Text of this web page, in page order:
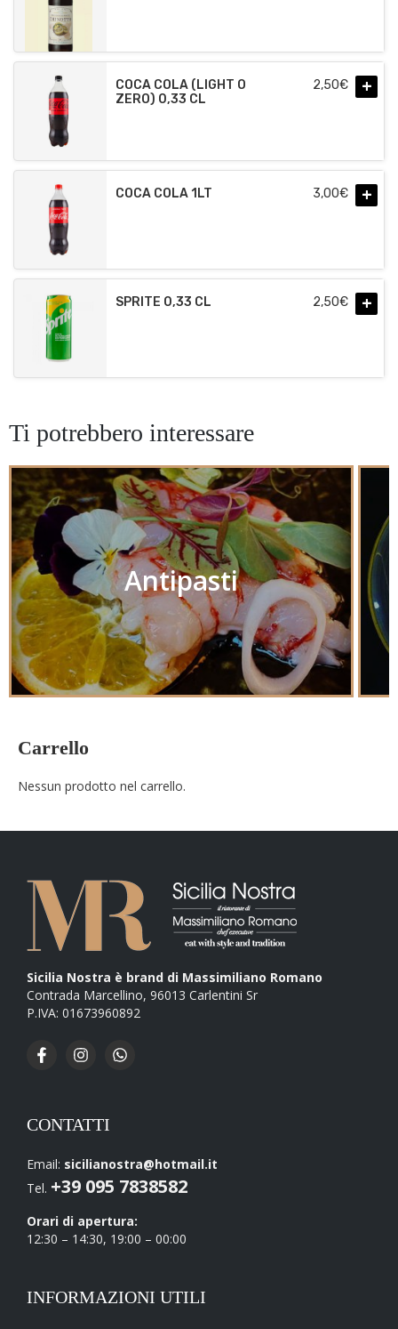
COCA COLA (LIGHT O
ZERO) 0,33 CL
2,50€ +
COCA COLA 1LT 3,00€ +
SPRITE 0,33 CL 2,50€ +
Ti potrebbero interessare
Antipasti
Carrello
Nessun prodotto nel carrello.
Sicilia Nostra è brand di Massimiliano Romano
Contrada Marcellino, 96013 Carlentini Sr
P.IVA: 01673960892
CONTATTI
Email: sicilianostra@hotmail.it
Tel. +39 095 7838582
Orari di apertura:
12:30 – 14:30, 19:00 – 00:00
INFORMAZIONI UTILI